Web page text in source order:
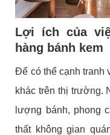
Lợi ích của
hàng bánh kem
Để có thể cạnh tranh
khác trên thị trường.
lượng bánh, phong
thất không gian